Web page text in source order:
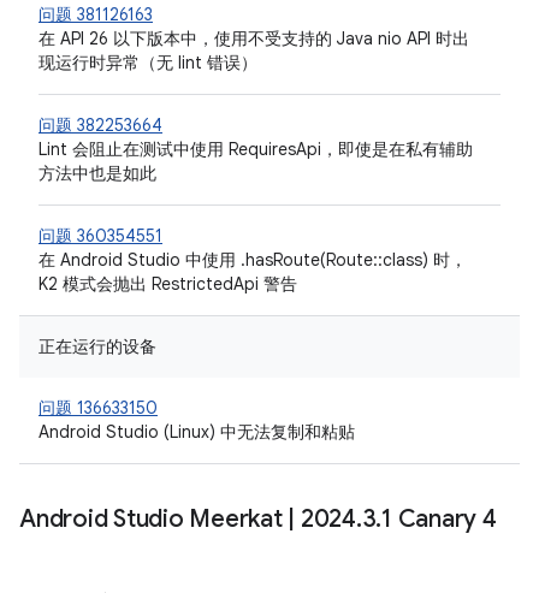
问题 381126163
在 API 26 以下版本中，使用不受支持的 Java nio API 时出
现运行时异常（无 lint 错误）
问题 382253664
Lint 会阻止在测试中使用 RequiresApi，即使是在私有辅助
方法中也是如此
问题 360354551
在 Android Studio 中使用 .hasRoute(Route::class) 时，
K2 模式会抛出 RestrictedApi 警告
正在运行的设备
问题 136633150
Android Studio (Linux) 中无法复制和粘贴
Android Studio Meerkat 2024.3.1 Canary 4